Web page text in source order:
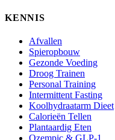
KENNIS
Afvallen
Spieropbouw
Gezonde Voeding
Droog Trainen
Personal Training
Intermittent Fasting
Koolhydraatarm Dieet
Calorieën Tellen
Plantaardig Eten
Ozempic & GLP-1